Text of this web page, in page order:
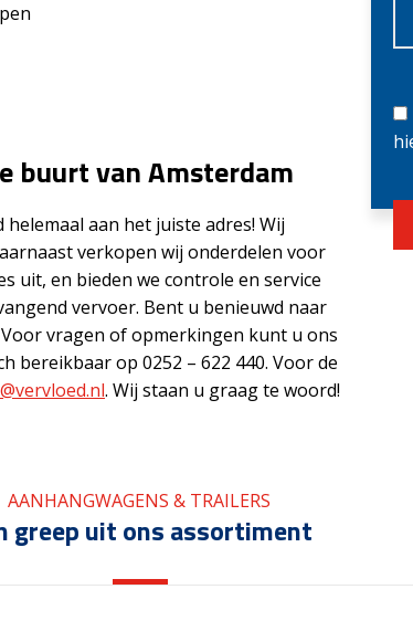
buurt van Amsterdam
aan het juiste adres! Wij
verkopen wij onderdelen voor
uit, en bieden we controle en service
vervoer. Bent u benieuwd naar
vragen of opmerkingen kunt u ons
bereikbaar op 0252 – 622 440. Voor de
. Wij staan u graag te woord!
AANHANGWAGENS & TRAILERS
greep uit ons assortiment